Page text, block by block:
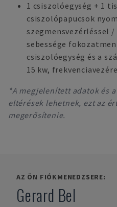
1 csiszolóegység + 1
csiszolópapucsok
szegmensvezérléssel
sebessége
csiszolóegység és a
15 kw,
*A megjelenített adatok és
eltérések lehetnek, ezt az
megerősítenie.
AZ ÖN FIÓKMENEDZSERE:
Gerard Bel